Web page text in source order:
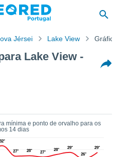
Jérsei Lake View
Lake View -
mínima e ponto de orvalho para os
14 dias
32°
27° 28° 27°
28°
29°
26°
29°